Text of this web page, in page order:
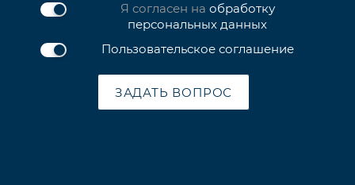
Я согласен на обработку
персональных данных
Пользовательское соглашение
ЗАДАТЬ ВОПРОС